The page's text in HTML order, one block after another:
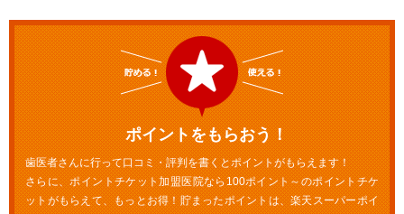
ポイントをもらおう！
歯医者さんに行って口コミ・評判を書くとポイントがもらえます！
さらに、ポイントチケット加盟医院なら100ポイント～のポイントチケ
ットがもらえて、もっとお得！貯まったポイントは、楽天スーパーポイ